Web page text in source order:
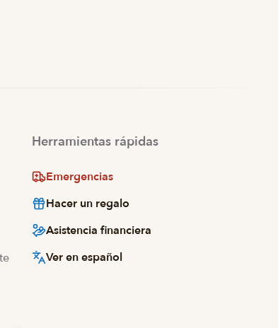
Herramientas rápidas
Emergencias
Hacer un regalo
Asistencia financiera
Ver en español